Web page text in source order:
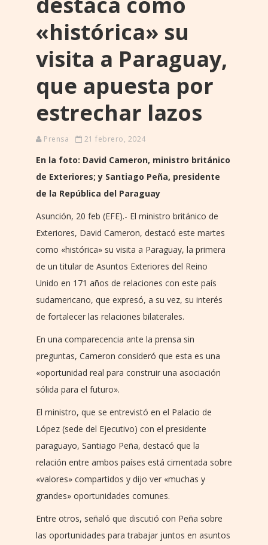
«histórica» su
visita a Paraguay,
que apuesta por
estrechar lazos
Prensa 21 febrero, 2024
En la foto: David Cameron, ministro británico
de Exteriores; y Santiago Peña, presidente
de la República del Paraguay
Asunción, 20 feb (EFE).- El ministro británico de
Exteriores, David Cameron, destacó este martes
como «histórica» su visita a Paraguay, la primera
de un titular de Asuntos Exteriores del Reino
Unido en 171 años de relaciones con este país
sudamericano, que expresó, a su vez, su interés
de fortalecer las relaciones bilaterales.
En una comparecencia ante la prensa sin
preguntas, Cameron consideró que esta es una
«oportunidad real para construir una asociación
sólida para el futuro».
El ministro, que se entrevistó en el Palacio de
López (sede del Ejecutivo) con el presidente
paraguayo, Santiago Peña, destacó que la
relación entre ambos países está cimentada sobre
«valores» compartidos y dijo ver «muchas y
grandes» oportunidades comunes.
Entre otros, señaló que discutió con Peña sobre
las oportunidades para trabajar juntos en asuntos